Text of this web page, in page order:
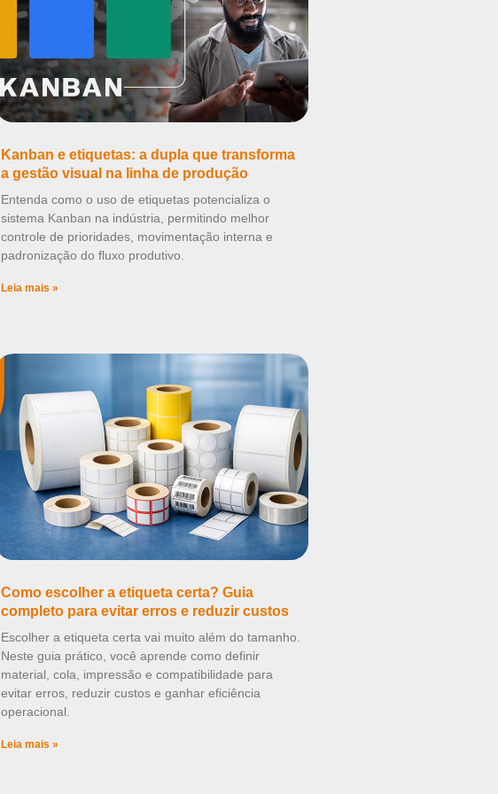
Kanban e etiquetas: a dupla que transforma
a gestão visual na linha de produção
Entenda como o uso de etiquetas potencializa o
sistema Kanban na indústria, permitindo melhor
controle de prioridades, movimentação interna e
padronização do fluxo produtivo.
Leia mais »
Como escolher a etiqueta certa? Guia
completo para evitar erros e reduzir custos
Escolher a etiqueta certa vai muito além do tamanho.
Neste guia prático, você aprende como definir
material, cola, impressão e compatibilidade para
evitar erros, reduzir custos e ganhar eficiência
operacional.
Leia mais »